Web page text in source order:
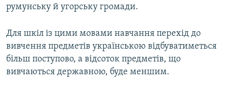
румунську й угорську громади.
Для шкіл із цими мовами навчання перехід до
вивчення предметів українською відбуватиметься
більш поступово, а відсоток предметів, що
вивчаються державною, буде меншим.